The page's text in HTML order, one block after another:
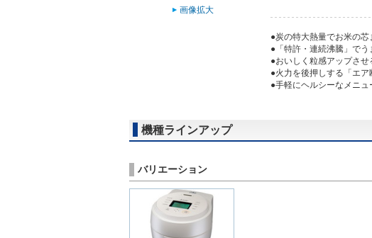
画像拡大
●炭の特大熱量でお米の芯
●「特許・連続沸騰」で
●おいしく粒感アップさせ
●火力を後押しする「エア
●手軽にヘルシーなメニュ
機種ラインアップ
バリエーション